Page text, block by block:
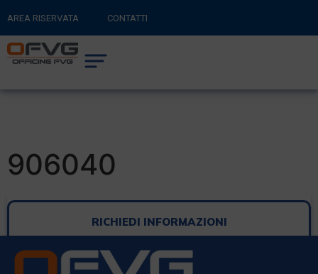
AREA RISERVATA CONTATTI
RITORNA AL SITO PRINCIPALE
CARRELLO
906040
RICHIEDI INFORMAZIONI